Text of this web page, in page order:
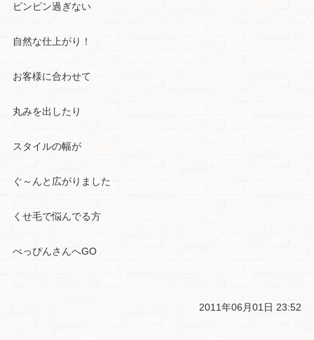
ピンピン過ぎない
自然な仕上がり！
お客様に合わせて
丸みを出したり
スタイルの幅が
ぐ～んと広がりました
くせ毛で悩んでる方
べっぴんさんへGO
2011年06月01日 23:52